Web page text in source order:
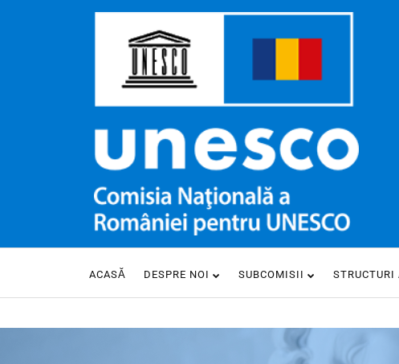
ACASĂ DESPRE NOI SUBCOMISII STRUCTURI